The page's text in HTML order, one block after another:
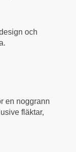
och
en noggrann
fläktar,